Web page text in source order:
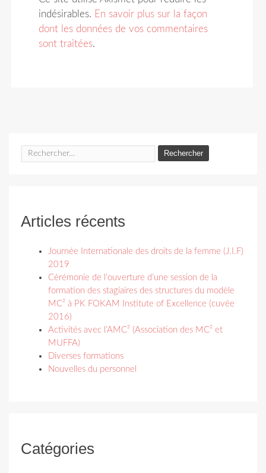
indésirables. En savoir plus sur la façon
dont les données de vos commentaires
sont traitées.
Rechercher :
Articles récents
Journée Internationale des droits de la femme (J.I.F)
2019
Cérémonie de l’ouverture d’une session de la
formation des stagiaires des structures du modèle
MC² à PK FOKAM Institute of Excellence (cuvée
2016)
Activités avec l’AMC² (Association des MC² et
MUFFA)
Diverses formations
Nouvelles du personnel
Catégories